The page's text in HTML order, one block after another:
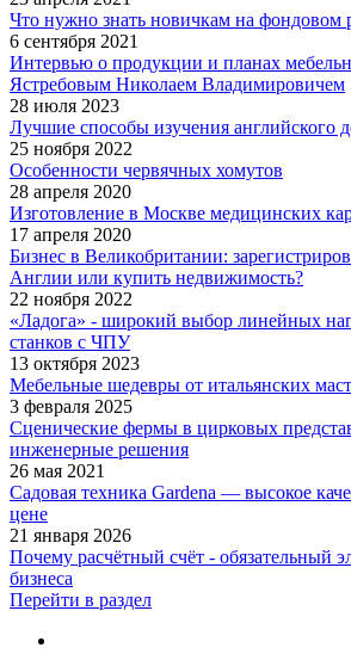
Что нужно знать новичкам на фондовом
6 сентября 2021
Интервью о продукции и планах
Ястребовым Николаем Владимировичем
28 июля 2023
Лучшие способы изучения английского
25 ноября 2022
Особенности червячных хомутов
28 апреля 2020
Изготовление в Москве медицинских
17 апреля 2020
Бизнес в Великобритании:
Англии или купить недвижимость?
22 ноября 2022
«Ладога» - широкий выбор линейных
станков с ЧПУ
13 октября 2023
Мебельные шедевры от итальянских
3 февраля 2025
Сценические фермы в цирковых
инженерные решения
26 мая 2021
Садовая техника Gardena — высокое
цене
21 января 2026
Почему расчётный счёт - обязательный
бизнеса
Перейти в раздел